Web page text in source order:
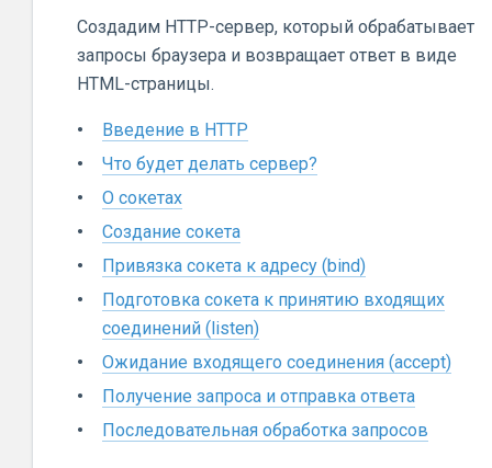
Создадим HTTP-сервер, который обрабатывает
запросы браузера и возвращает ответ в виде
HTML-страницы.
Введение в HTTP
Что будет делать сервер?
О сокетах
Создание сокета
Привязка сокета к адресу (bind)
Подготовка сокета к принятию входящих
соединений (listen)
Ожидание входящего соединения (accept)
Получение запроса и отправка ответа
Последовательная обработка запросов